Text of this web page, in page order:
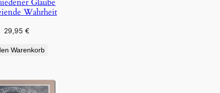
Glaube
Wahrheit
29,95€
Warenkorb